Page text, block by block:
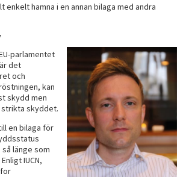
enkelt hamna i en annan bilaga med andra
parlamentet
det
och
kan
skydd men
skyddet.
en bilaga för
länge som
IUCN,